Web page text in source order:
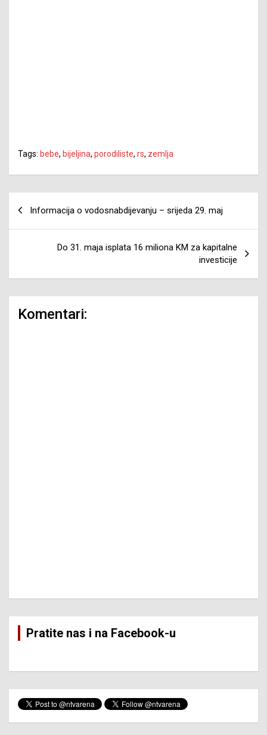
Tags: bebe, bijeljina, porodiliste, rs, zemlja
Informacija o vodosnabdijevanju – srijeda 29. maj
Do 31. maja isplata 16 miliona KM za kapitalne
investicije
Komentari:
Pratite nas i na Facebook-u